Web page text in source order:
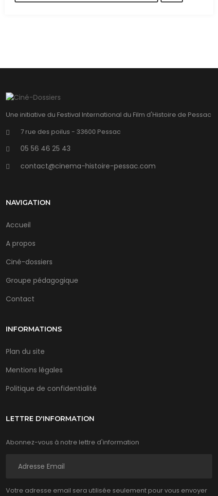
Une initiative du Festival International du Film d'Histoire de Pessac
7 rue des poilus - 33600 Pessac
05 56 46 25 43
contact@cinema-histoire-pessac.com
NAVIGATION
Accueil
A propos
Ciné-dossiers
Groupe pédagogique
Contact
INFORMATIONS
Plan du site
Mentions légales
Politique de confidentialité
LETTRE D'INFORMATION
Abonnez-vous à notre lettre d'information
Votre adresse email sera utilisée seulement pour vous envoyer